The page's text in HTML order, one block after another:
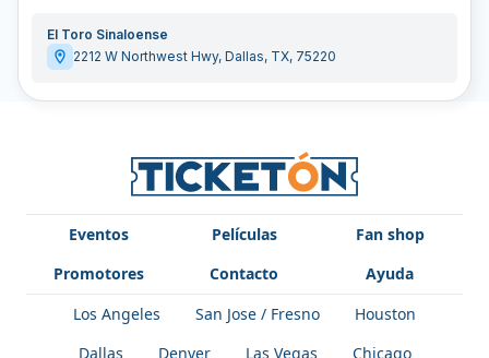
El Toro Sinaloense
2212 W Northwest Hwy, Dallas, TX, 75220
Eventos Películas
Fan shop
Promotores
Contacto
Ayuda
Los Angeles
San Jose / Fresno
Houston
Dallas
Denver Las Vegas Chicago